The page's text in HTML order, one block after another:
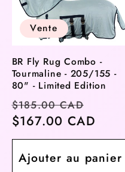
Vente
BR Fly Rug Combo -
Tourmaline - 205/155 -
80" - Limited Edition
Prix
habituel
$185.00 CAD
soldé
$167.00 CAD
Ajouter au panier